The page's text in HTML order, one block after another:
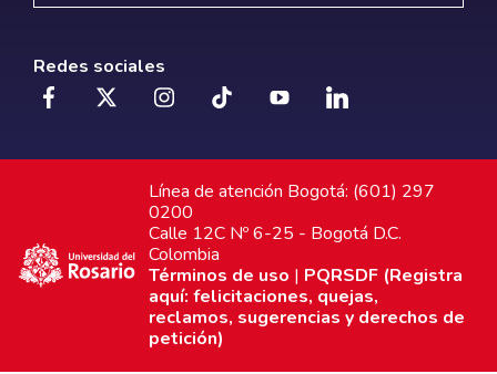
Redes sociales
Línea de atención Bogotá: (601) 297
0200
Calle 12C Nº 6-25 - Bogotá D.C.
Colombia
Términos de uso | PQRSDF (Registra
aquí: felicitaciones, quejas,
reclamos, sugerencias y derechos de
petición)